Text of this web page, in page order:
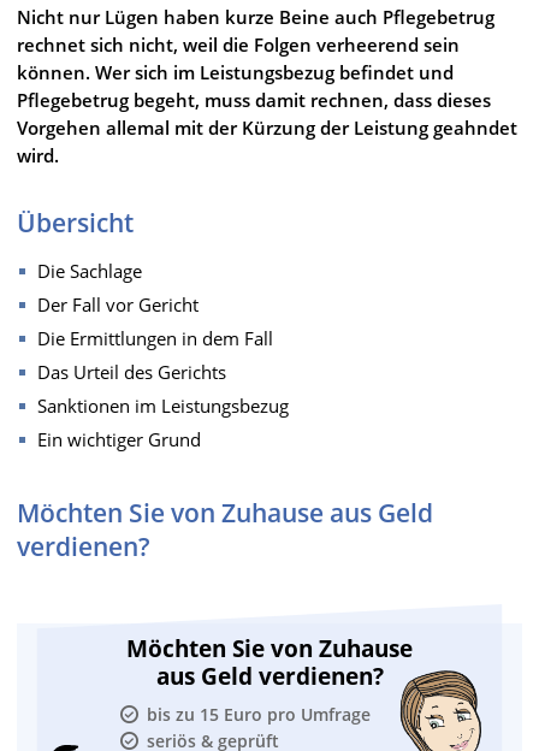
Nicht nur Lügen haben kurze Beine auch Pflegebetrug
rechnet sich nicht, weil die Folgen verheerend sein
können. Wer sich im Leistungsbezug befindet und
Pflegebetrug begeht, muss damit rechnen, dass dieses
Vorgehen allemal mit der Kürzung der Leistung geahndet
wird.
Übersicht
Die Sachlage
Der Fall vor Gericht
Die Ermittlungen in dem Fall
Das Urteil des Gerichts
Sanktionen im Leistungsbezug
Ein wichtiger Grund
Möchten Sie von Zuhause aus Geld
verdienen?
Möchten Sie von Zuhause
aus Geld verdienen?
bis zu 15 Euro pro Umfrage
seriös & geprüft